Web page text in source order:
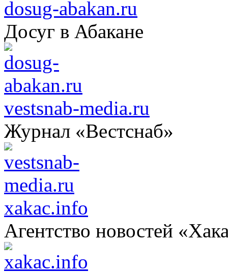
dosug-abakan.ru
Досуг в Абакане
vestsnab-media.ru
Журнал «Вестснаб»
xakac.info
Агентство новостей